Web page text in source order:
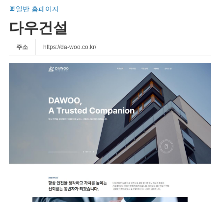
일반 홈페이지
다우건설
주소 https://da-woo.co.kr/